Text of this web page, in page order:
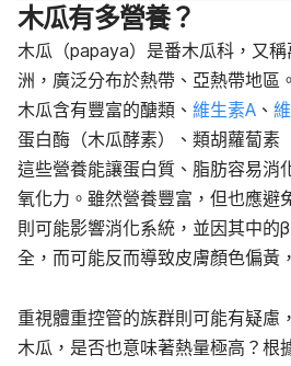
木瓜有多營養？
木瓜（papaya）是番木瓜科，又
洲，廣泛分布於熱帶、亞熱帶地區。
木瓜含有豐富的醣類、 維生素A 、
蛋白酶（木瓜酵素）、類胡蘿蔔素
這些營養能讓蛋白質、脂肪容易消
氧化力。雖然營養豐富，但也應避
則可能影響消化系統，並因其中的
全，而可能反而導致皮膚顏色偏黃
重視體重控管的族群則可能有疑慮
木瓜，是否也意味著熱量極高？根